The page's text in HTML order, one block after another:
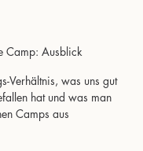
Camp: Ausblick
Verhältnis, was uns gut
hat und was man
Camps aus